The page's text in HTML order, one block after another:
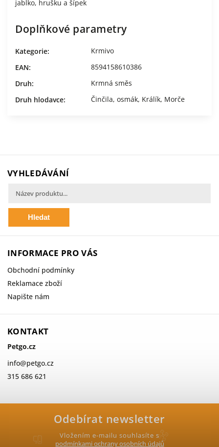
jablko, hrušku a šípek
Doplňkové parametry
Kategorie:
Krmivo
EAN:
8594158610386
Druh:
Krmná směs
Druh hlodavce: Činčila, osmák, Králík, Morče
Odebírat newsletter
Vložením e-mailu souhlasíte s
podmínkami ochrany osobních údajů
VYHLEDÁVÁNÍ
Hledat
INFORMACE PRO VÁS
Obchodní podmínky
Reklamace zboží
Napište nám
KONTAKT
Petgo.cz
info@petgo.cz
315 686 621